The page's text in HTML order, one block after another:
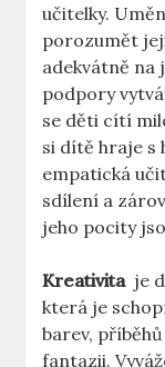
učitelky.
porozumět
adekvátně na
podpory
se děti cítí
si ⁤dítě hraje ‌s
empatická
sdílení a
jeho pocity
Kreativita je
která je
barev,
fantazii.